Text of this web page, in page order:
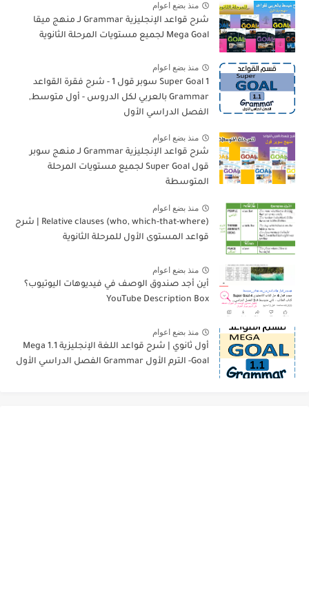
منذ بضع اعوام
شرح قواعد الإنجليزية Grammar لـ منهج ميقا
Mega Goal لجميع مستويات المرحلة الثانوية
منذ بضع اعوام
Super Goal 1 سوبر قول 1 - شرح فقرة القواعد
Grammar بالعربي لكل الدروس - أول متوسط,
الفصل الدراسي الأول
منذ بضع اعوام
شرح قواعد الإنجليزية Grammar لـ منهج سوبر
قول Super Goal لجميع مستويات المرحلة
المتوسطة
منذ بضع اعوام
Relative clauses (who, which-that-where) | شرح
قواعد المستوى الأول للمرحلة الثانوية
منذ بضع اعوام
أين أجد صندوق الوصف في فيديوهات اليوتيوب؟
YouTube Description Box
منذ بضع اعوام
أول ثانوي | شرح قواعد اللغة الإنجليزية 1.1 Mega
Goal- الترم الأول Grammar الفصل الدراسي الأول